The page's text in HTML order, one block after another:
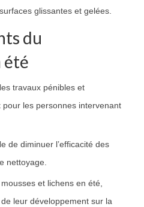
glissantes et gelées.
du
été
travaux pénibles et
les personnes intervenant
de diminuer l’efficacité des
nettoyage.
et lichens en été,
leur développement sur la